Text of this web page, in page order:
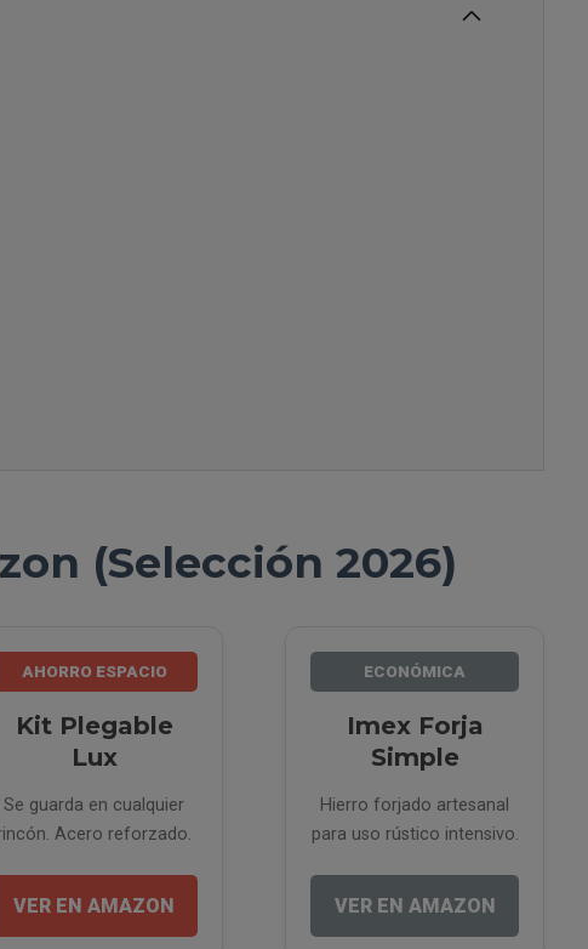
(Selección 2026)
AHORRO ESPACIO
Kit Plegable
Lux
Se guarda en cualquier
Acero reforzado.
VER EN AMAZON
ECONÓMICA
Imex Forja
Simple
Hierro forjado artesanal
para uso rústico intensivo.
VER EN AMAZON